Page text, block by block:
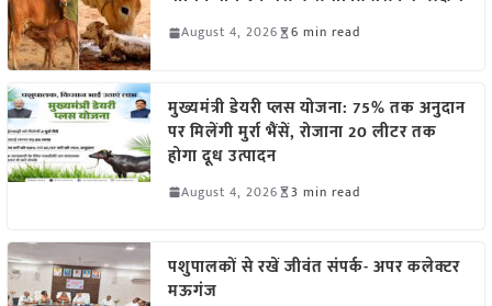
August 4, 2026 6 min read
मुख्यमंत्री डेयरी प्लस योजना: 75% तक अनुदान
पर मिलेंगी मुर्रा भैंसें, रोजाना 20 लीटर तक
होगा दूध उत्पादन
August 4, 2026 3 min read
पशुपालकों से रखें जीवंत संपर्क- अपर कलेक्टर
मऊगंज